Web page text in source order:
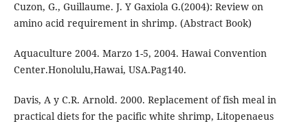
Cuzon, G., Guillaume. J. Y Gaxiola G.(2004): Review on
amino acid requirement in shrimp. (Abstract Book)
Aquaculture 2004. Marzo 1-5, 2004. Hawai Convention
Center.Honolulu,Hawai, USA.Pag140.
Davis, A y C.R. Arnold. 2000. Replacement of fish meal in
practical diets for the pacific white shrimp, Litopenaeus